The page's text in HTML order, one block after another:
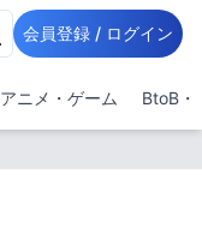
会員登録 / ログイン
アニメ・ゲーム BtoB・